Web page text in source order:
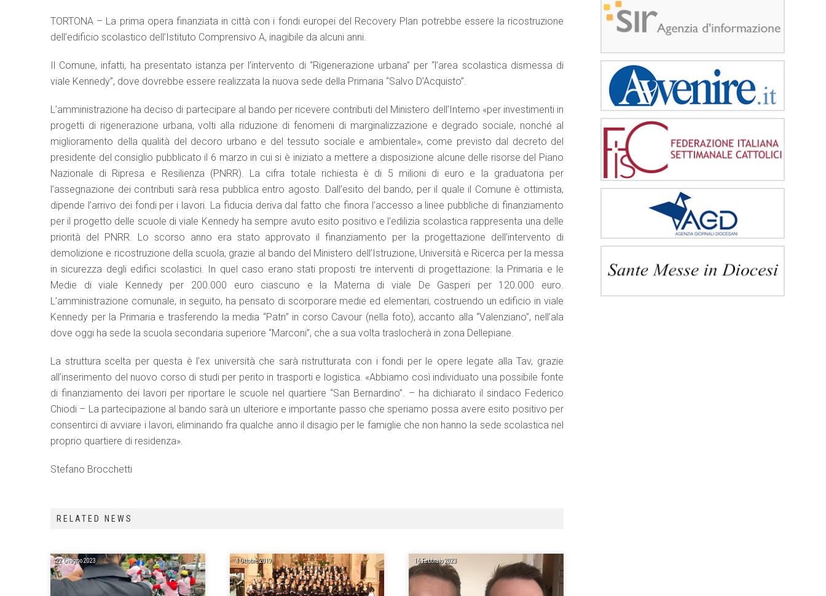
TORTONA – La prima opera finanziata in città con i fondi europei del Recovery Plan potrebbe essere la ricostruzione
dell’edificio scolastico dell’Istituto Comprensivo A, inagibile da alcuni anni.
Il Comune, infatti, ha presentato istanza per l’intervento di “Rigenerazione urbana” per “l’area scolastica dismessa di
viale Kennedy”, dove dovrebbe essere realizzata la nuova sede della Primaria “Salvo D’Acquisto”.
L’amministrazione ha deciso di partecipare al bando per ricevere contributi del Ministero dell’Interno «per investimenti in
progetti di rigenerazione urbana, volti alla riduzione di fenomeni di marginalizzazione e degrado sociale, nonché al
miglioramento della qualità del decoro urbano e del tessuto sociale e ambientale», come previsto dal decreto del
presidente del consiglio pubblicato il 6 marzo in cui si è iniziato a mettere a disposizione alcune delle risorse del Piano
Nazionale di Ripresa e Resilienza (PNRR). La cifra totale richiesta è di 5 milioni di euro e la graduatoria per
l’assegnazione dei contributi sarà resa pubblica entro agosto. Dall’esito del bando, per il quale il Comune è ottimista,
dipende l’arrivo dei fondi per i lavori. La fiducia deriva dal fatto che finora l’accesso a linee pubbliche di finanziamento
per il progetto delle scuole di viale Kennedy ha sempre avuto esito positivo e l’edilizia scolastica rappresenta una delle
priorità del PNRR. Lo scorso anno era stato approvato il finanziamento per la progettazione dell’intervento di
demolizione e ricostruzione della scuola, grazie al bando del Ministero dell’Istruzione, Università e Ricerca per la messa
in sicurezza degli edifici scolastici. In quel caso erano stati proposti tre interventi di progettazione: la Primaria e le
Medie di viale Kennedy per 200.000 euro ciascuno e la Materna di viale De Gasperi per 120.000 euro.
L’amministrazione comunale, in seguito, ha pensato di scorporare medie ed elementari, costruendo un edificio in viale
Kennedy per la Primaria e trasferendo la media “Patri” in corso Cavour (nella foto), accanto alla “Valenziano”, nell’ala
dove oggi ha sede la scuola secondaria superiore “Marconi”, che a sua volta traslocherà in zona Dellepiane.
La struttura scelta per questa è l’ex università che sarà ristrutturata con i fondi per le opere legate alla Tav, grazie
all’inserimento del nuovo corso di studi per perito in trasporti e logistica. «Abbiamo così individuato una possibile fonte
di finanziamento dei lavori per riportare le scuole nel quartiere “San Bernardino”. – ha dichiarato il sindaco Federico
Chiodi – La partecipazione al bando sarà un ulteriore e importante passo che speriamo possa avere esito positivo per
consentirci di avviare i lavori, eliminando fra qualche anno il disagio per le famiglie che non hanno la sede scolastica nel
proprio quartiere di residenza».
Stefano Brocchetti
RELATED NEWS
22 Giugno 2023 4 Ottobre 2019 16 Febbraio 2023